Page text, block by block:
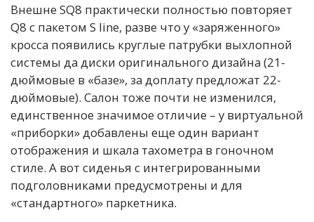
Внешне SQ8 практически полностью повторяет
Q8 с пакетом S line, разве что у «заряженного»
кросса появились круглые патрубки выхлопной
системы да диски оригинального дизайна (21-
дюймовые в «базе», за доплату предложат 22-
дюймовые). Салон тоже почти не изменился,
единственное значимое отличие – у виртуальной
«приборки» добавлены еще один вариант
отображения и шкала тахометра в гоночном
стиле. А вот сиденья с интегрированными
подголовниками предусмотрены и для
«стандартного» паркетника.